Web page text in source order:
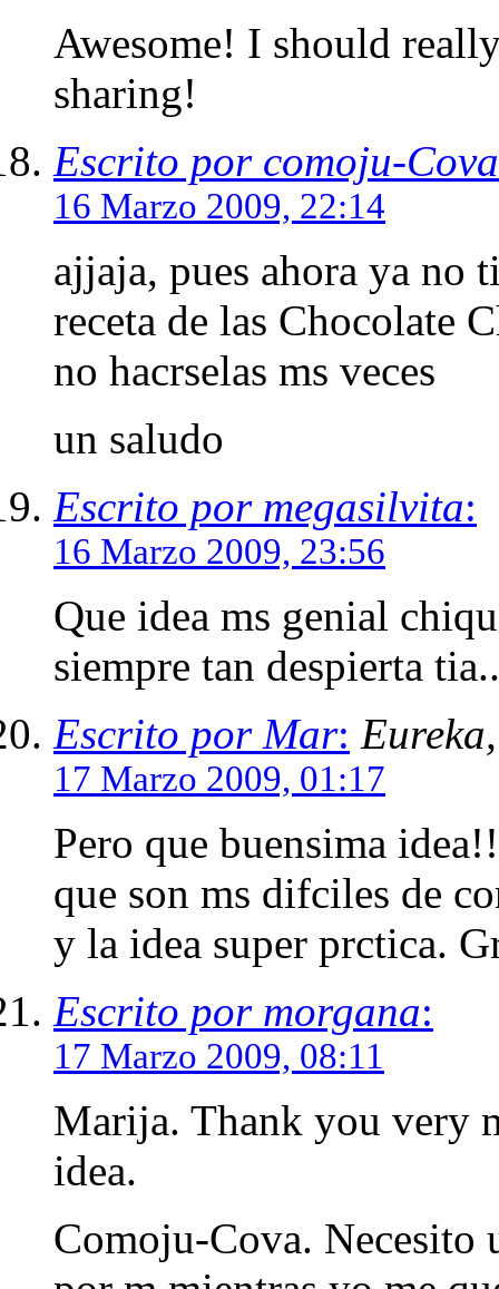
Awesome! I should
sharing!
Escrito por comoju-Cova
16 Marzo 2009, 22:14
ajjaja, pues ahora ya no
receta de las Chocolate
no hacrselas ms veces
un saludo
Escrito por megasilvita:
16 Marzo 2009, 23:56
Que idea ms genial
siempre tan despierta
Escrito por Mar:
17 Marzo 2009, 01:17
Pero que buensima
que son ms difciles de
y la idea super prctica.
Escrito por morgana:
17 Marzo 2009, 08:11
Marija. Thank you very
idea.
Comoju-Cova. Necesito